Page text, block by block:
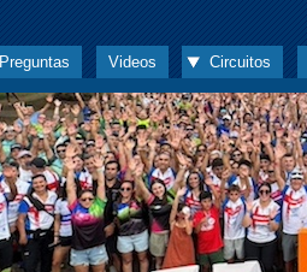
Preguntas Videos Circuitos